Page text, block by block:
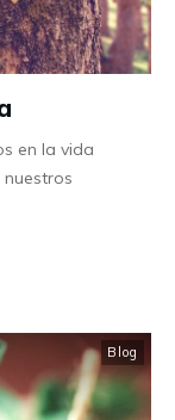
en la vida
Blog